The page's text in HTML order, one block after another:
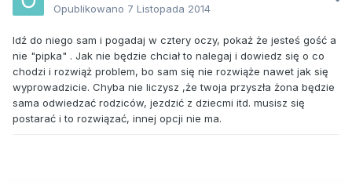
Opublikowano 7 Listopada 2014
Idź do niego sam i pogadaj w cztery oczy, pokaż że jesteś gość a
nie "pipka" . Jak nie będzie chciał to nalegaj i dowiedz się o co
chodzi i rozwiąż problem, bo sam się nie rozwiąże nawet jak się
wyprowadzicie. Chyba nie liczysz ,że twoja przyszła żona będzie
sama odwiedzać rodziców, jezdzić z dziecmi itd. musisz się
postarać i to rozwiązać, innej opcji nie ma.